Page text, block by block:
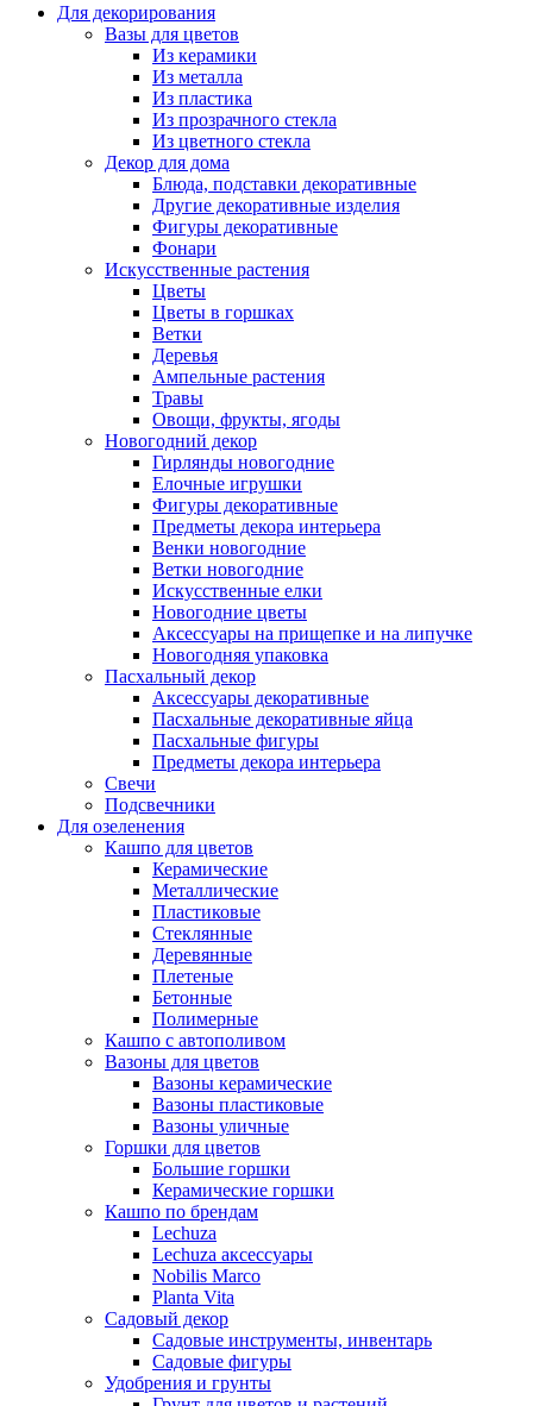
Для декорирования
Вазы для цветов
Из керамики
Из металла
Из пластика
Из прозрачного стекла
Из цветного стекла
Декор для дома
Блюда, подставки декоративные
Другие декоративные изделия
Фигуры декоративные
Фонари
Искусственные растения
Цветы
Цветы в горшках
Ветки
Деревья
Ампельные растения
Травы
Овощи, фрукты, ягоды
Новогодний декор
Гирлянды новогодние
Елочные игрушки
Фигуры декоративные
Предметы декора интерьера
Венки новогодние
Ветки новогодние
Искусственные елки
Новогодние цветы
Аксессуары на прищепке и на липучке
Новогодняя упаковка
Пасхальный декор
Аксессуары декоративные
Пасхальные декоративные яйца
Пасхальные фигуры
Предметы декора интерьера
Свечи
Подсвечники
Для озеленения
Кашпо для цветов
Керамические
Металлические
Пластиковые
Стеклянные
Деревянные
Плетеные
Бетонные
Полимерные
Кашпо с автополивом
Вазоны для цветов
Вазоны керамические
Вазоны пластиковые
Вазоны уличные
Горшки для цветов
Большие горшки
Керамические горшки
Кашпо по брендам
Lechuza
Lechuza аксессуары
Nobilis Marco
Planta Vita
Садовый декор
Садовые инструменты, инвентарь
Садовые фигуры
Удобрения и грунты